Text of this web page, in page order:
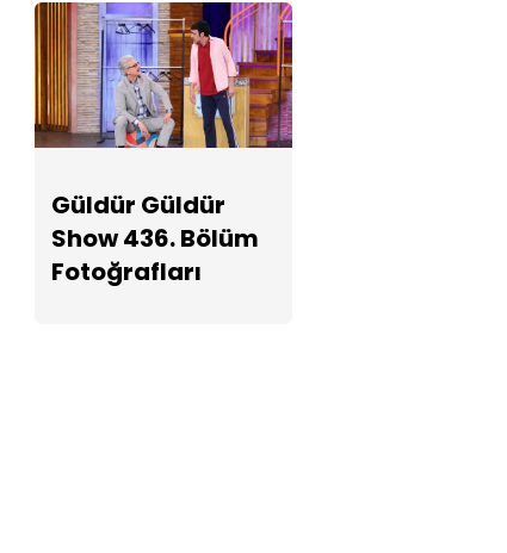
Güldür Güldür
Show 436.
Bölüm
Fotoğrafları
Güldür Güldür
Show 436. Bölüm
Fotoğrafları